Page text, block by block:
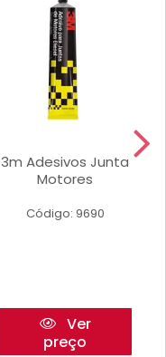
3m Adesivos Junta
Motores
Código: 9690
Ver
preço